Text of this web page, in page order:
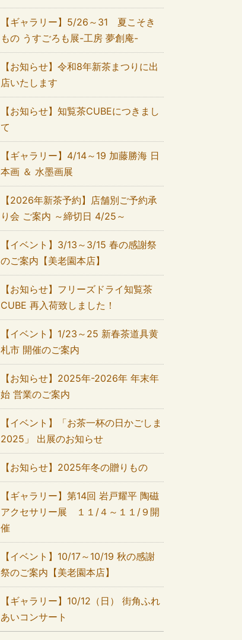
【ギャラリー】5/26～31 夏こそき
もの うすごろも展-工房 夢創庵-
【お知らせ】令和8年新茶まつりに出
店いたします
【お知らせ】知覧茶CUBEにつきまし
て
【ギャラリー】4/14～19 加藤勝海 日
本画 ＆ 水墨画展
【2026年新茶予約】店舗別ご予約承
り会 ご案内 ～締切日 4/25～
【イベント】3/13～3/15 春の感謝祭
のご案内【美老園本店】
【お知らせ】フリーズドライ知覧茶
CUBE 再入荷致しました！
【イベント】1/23～25 新春茶道具黄
札市 開催のご案内
【お知らせ】2025年-2026年 年末年
始 営業のご案内
【イベント】「お茶一杯の日かごしま
2025」 出展のお知らせ
【お知らせ】2025年冬の贈りもの
【ギャラリー】第14回 岩戸耀平 陶磁
アクセサリー展 １１/４～１１/９開
催
【イベント】10/17～10/19 秋の感謝
祭のご案内【美老園本店】
【ギャラリー】10/12（日） 街角ふれ
あいコンサート